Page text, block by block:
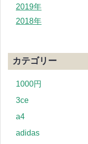
2019年
2018年
カテゴリー
1000円
3ce
a4
adidas